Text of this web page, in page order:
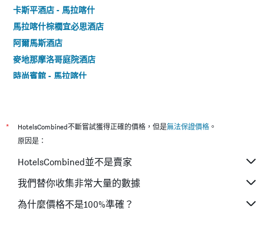
卡斯平酒店 - 馬拉喀什
馬拉喀什棕櫚宜必思酒店
阿爾馬斯酒店
麥地那摩洛哥庭院酒店
時尚賓館 - 馬拉喀什
里亞德馬拉喀什之家 - 馬拉喀什
阿米那公寓酒店 - 馬拉喀什
勞倫斯·德拉比酒店
阿瑪尼酒店公寓 - 馬拉喀什
亞納特薩拉姆飯店
* HotelsCombined不斷嘗試獲得正確的價格，但是無法保證價格 。
原因是：
HotelsCombined並不是賣家
我們替你收集非常大量的數據
為什麼價格不是100%準確？